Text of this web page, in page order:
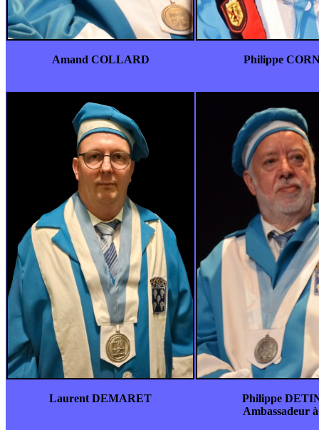
Amand COLLARD
Laurent DEMARET
Philippe
Philippe
Ambassadeur